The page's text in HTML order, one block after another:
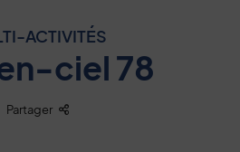
ACTIVITÉS
ciel 78
Partager Liste des liens de partage